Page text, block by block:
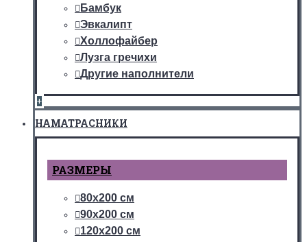
Бамбук
Эвкалипт
Холлофайбер
Лузга гречихи
Другие наполнители
+
НАМАТРАСНИКИ
РАЗМЕРЫ
80х200 см
90х200 см
120х200 см